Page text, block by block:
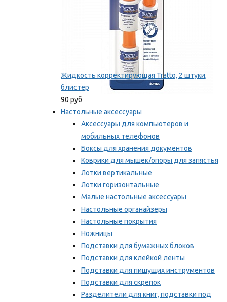
Жидкость корректирующая Tratto, 2 штуки,
блистер
90 руб
Настольные аксессуары
Аксессуары для компьютеров и
мобильных телефонов
Боксы для хранения документов
Коврики для мышек/опоры для запястья
Лотки вертикальные
Лотки горизонтальные
Малые настольные аксессуары
Настольные органайзеры
Настольные покрытия
Ножницы
Подставки для бумажных блоков
Подставки для клейкой ленты
Подставки для пишущих инструментов
Подставки для скрепок
Разделители для книг, подставки под